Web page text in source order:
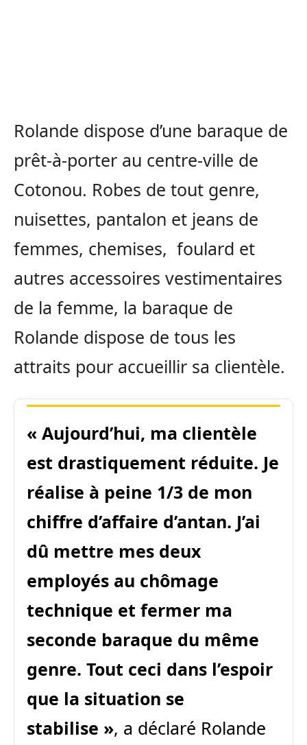
Rolande dispose d’une baraque de
prêt-à-porter au centre-ville de
Cotonou. Robes de tout genre,
nuisettes, pantalon et jeans de
femmes, chemises, foulard et
autres accessoires vestimentaires
de la femme, la baraque de
Rolande dispose de tous les
attraits pour accueillir sa clientèle.
« Aujourd’hui, ma clientèle
est drastiquement réduite. Je
réalise à peine 1/3 de mon
chiffre d’affaire d’antan. J’ai
dû mettre mes deux
employés au chômage
technique et fermer ma
seconde baraque du même
genre. Tout ceci dans l’espoir
que la situation se
stabilise », a déclaré Rolande